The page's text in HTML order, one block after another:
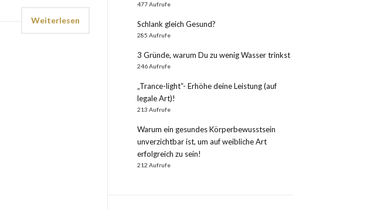
Weiterlesen
477 Aufrufe
Schlank gleich Gesund?
285 Aufrufe
3 Gründe, warum Du zu wenig Wasser trinkst
246 Aufrufe
„Trance-light“- Erhöhe deine Leistung (auf
legale Art)!
213 Aufrufe
Warum ein gesundes Körperbewusstsein
unverzichtbar ist, um auf weibliche Art
erfolgreich zu sein!
212 Aufrufe